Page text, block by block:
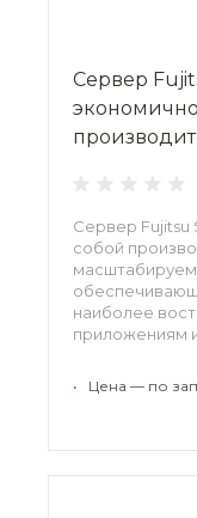
Сервер
Сервер Fujitsu
собой
наиболее
приложениям
позволяет
• Цена — по